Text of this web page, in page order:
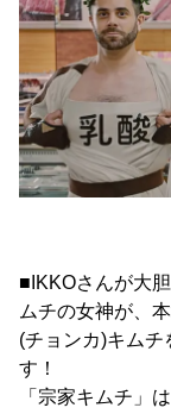
■IKKOさんが大
ムチの女神が、
(チョンカ)キムチ
す！
「宗家キムチ」